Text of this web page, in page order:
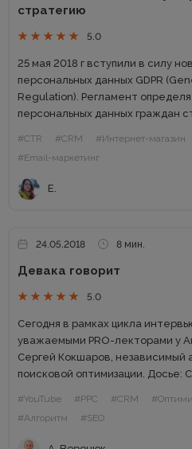
стратегию
5.0
25 мая 2018 г вступили в силу
персональных данных GDPR
Regulation). Регламент
персональных данных граждан
#CTR #CRM #Интернет-магазин
#Email-маркетинг
Е.
24.05.2018 8 мин.
Девака говорит
5.0
Сегодня в рамках цикла
уважаемыми PRO-лекторами у
Сергей Кокшаров, независимый
поисковой оптимизации. Досье: Сергей Кокшаров Сергей
знаменитого SEO-блога,
#YouTube #PPC #CRM
#Алгоритм
#SEO